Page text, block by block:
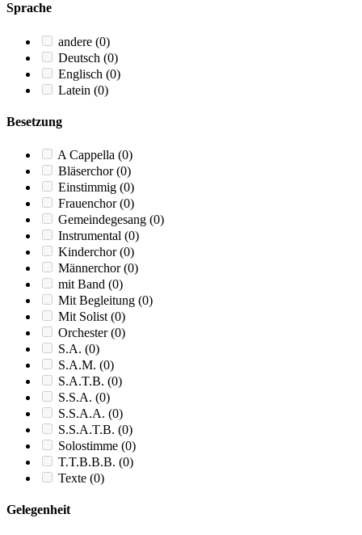
Sprache
andere (0)
Deutsch (0)
Englisch (0)
Latein (0)
Besetzung
A Cappella (0)
Bläserchor(0)
Einstimmig (0)
Frauenchor(0)
Gemeindegesang (0)
Instrumental (0)
Kinderchor(0)
Männerchor(0)
mit Band (0)
Mit Begleitung (0)
Mit Solist (0)
Orchester(0)
S.A. (0)
S.A.M. (0)
S.A.T.B. (0)
S.S.A. (0)
S.S.A.A. (0)
S.S.A.T.B. (0)
Solostimme (0)
T.T.B.B.B. (0)
Texte (0)
Gelegenheit